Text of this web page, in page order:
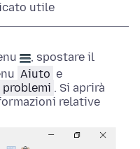
utile
, spostare il
Aiuto e
problemi . Si aprirà
relative